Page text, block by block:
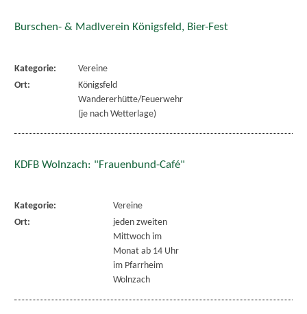
Burschen- & Madlverein Königsfeld, Bier-Fest
Kategorie:
Vereine
Ort:
Königsfeld
Wandererhütte/Feuerwehr
(je nach Wetterlage)
KDFB Wolnzach: "Frauenbund-Café"
Kategorie:
Vereine
Ort:
jeden zweiten
Mittwoch im
Monat ab 14 Uhr
im Pfarrheim
Wolnzach